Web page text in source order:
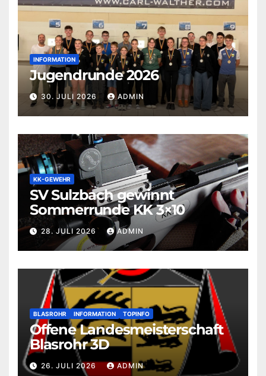
INFORMATION
Jugendrunde 2026
30. JULI 2026 ADMIN
KK-GEWEHR
SV Sulzbach gewinnt
Sommerrunde KK 3×10
28. JULI 2026 ADMIN
BLASROHR INFORMATION TOPINFO
Offene Landesmeisterschaft
Blasrohr 3D
26. JULI 2026 ADMIN